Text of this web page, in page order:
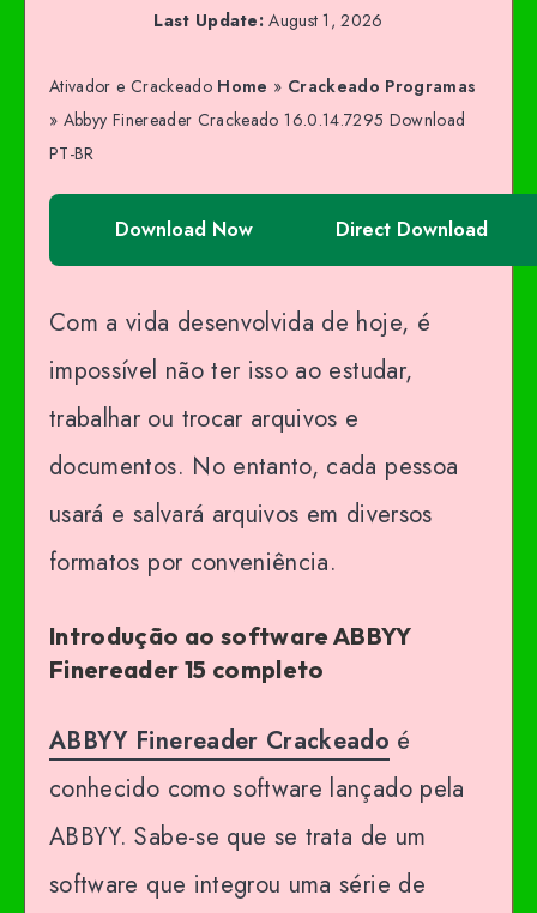
Last Update: August 1, 2026
Ativador e Crackeado Home » Crackeado Programas
» Abbyy Finereader Crackeado 16.0.14.7295 Download
PT-BR
Download Now Direct Download
Com a vida desenvolvida de hoje, é
impossível não ter isso ao estudar,
trabalhar ou trocar arquivos e
documentos. No entanto, cada pessoa
usará e salvará arquivos em diversos
formatos por conveniência.
Introdução ao software ABBYY
Finereader 15 completo
ABBYY Finereader Crackeado é
conhecido como software lançado pela
ABBYY. Sabe-se que se trata de um
software que integrou uma série de